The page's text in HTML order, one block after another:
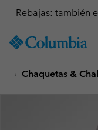
TO
SKIP
MAIN
Rebajas: también
Chaquetas &